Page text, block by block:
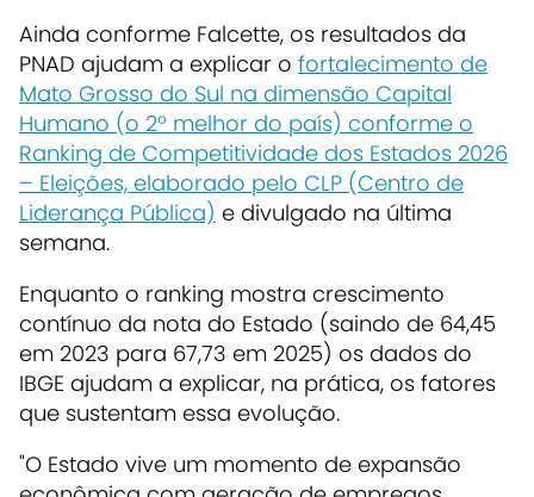
Ainda conforme Falcette, os resultados da
PNAD ajudam a explicar o fortalecimento de
Mato Grosso do Sul na dimensão Capital
Humano (o 2º melhor do país) conforme o
Ranking de Competitividade dos Estados 2026
– Eleições, elaborado pelo CLP (Centro de
Liderança Pública) e divulgado na última
semana.
Enquanto o ranking mostra crescimento
contínuo da nota do Estado (saindo de 64,45
em 2023 para 67,73 em 2025) os dados do
IBGE ajudam a explicar, na prática, os fatores
que sustentam essa evolução.
"O Estado vive um momento de expansão